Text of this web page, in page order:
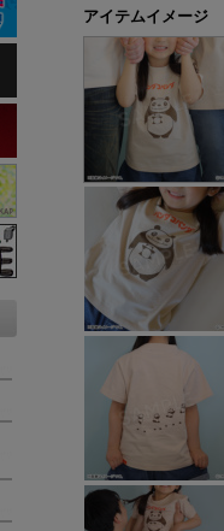
アイテムイメージ